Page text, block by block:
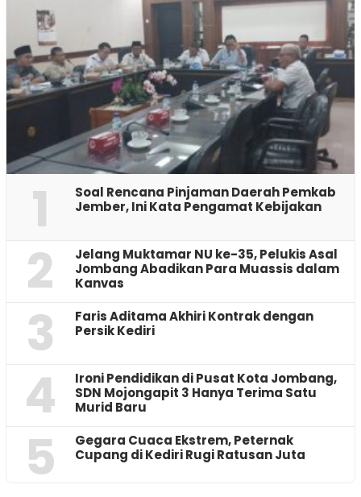
1
‎Soal Rencana Pinjaman Daerah Pemkab
Jember, Ini Kata Pengamat Kebijakan ‎
2
Jelang Muktamar NU ke-35, Pelukis Asal
Jombang Abadikan Para Muassis dalam
Kanvas
3
Faris Aditama Akhiri Kontrak dengan
Persik Kediri
4
Ironi Pendidikan di Pusat Kota Jombang,
SDN Mojongapit 3 Hanya Terima Satu
Murid Baru
5
‎Gegara Cuaca Ekstrem, Peternak
Cupang di Kediri Rugi Ratusan Juta